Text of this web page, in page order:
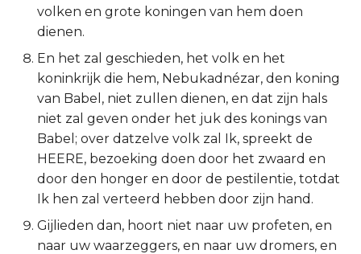
Titus
Filémon
Hebreeën
Jakobus
1 Petrus
2 Petrus
volken en grote koningen van hem doen
dienen.
En het zal geschieden, het volk en het
koninkrijk die hem, Nebukadnézar, den koning
van Babel, niet zullen dienen, en dat zijn hals
niet zal geven onder het juk des konings van
Babel; over datzelve volk zal Ik, spreekt de
HEERE, bezoeking doen door het zwaard en
door den honger en door de pestilentie, totdat
Ik hen zal verteerd hebben door zijn hand.
Gijlieden dan, hoort niet naar uw profeten, en
naar uw waarzeggers, en naar uw dromers, en